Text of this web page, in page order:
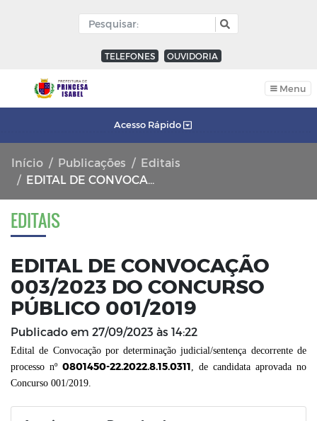
TELEFONES OUVIDORIA
Menu
Acesso Rápido
Início Publicações
Editais
EDITAL DE CONVOCAÇÃO 003/2023 DO CONCURSO PÚBLICO 001/2019
EDITAIS
EDITAL DE CONVOCAÇÃO
003/2023 DO CONCURSO
PÚBLICO 001/2019
Publicado em 27/09/2023 às 14:22
Edital de Convocação por determinação judicial/sentença decorrente de
processo nº 0801450-22.2022.8.15.0311, de candidata aprovada no
Concurso 001/2019.